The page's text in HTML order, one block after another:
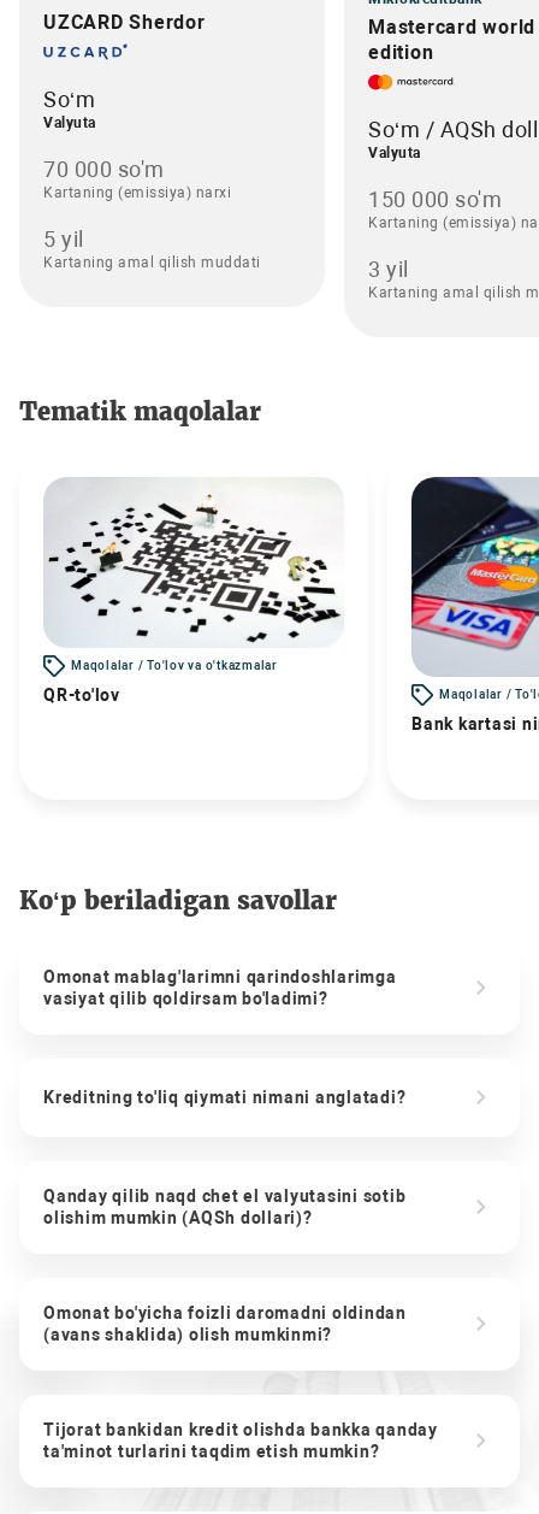
UZCARD Sherdor
So‘m
Valyuta
70 000 so'm
Kartaning (emissiya) narxi
5 yil
Kartaning amal qilish muddati
Mastercard
edition
So‘m / AQSh
Valyuta
150 000 so'm
Kartaning (emissiya)
3 yil
Kartaning amal qilish
Tematik maqolalar
Maqolalar / To'lov va o'tkazmalar
QR-to'lov Maqolalar /
Bank kartasi
Ko‘p beriladigan savollar
Omonat mablag'larimni qarindoshlarimga
vasiyat qilib qoldirsam bo'ladimi?
Kreditning to'liq qiymati nimani anglatadi?
Qanday qilib naqd chet el valyutasini sotib
olishim mumkin (AQSh dollari)?
Omonat bo'yicha foizli daromadni oldindan
(avans shaklida) olish mumkinmi?
Tijorat bankidan kredit olishda bankka qanday
ta'minot turlarini taqdim etish mumkin?